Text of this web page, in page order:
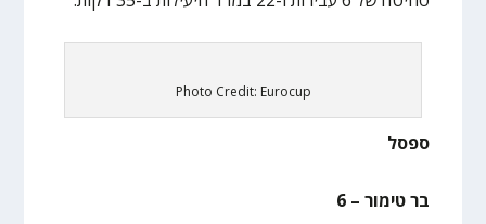
Photo Credit: Eurocup
ספסל
בר טימור – 6